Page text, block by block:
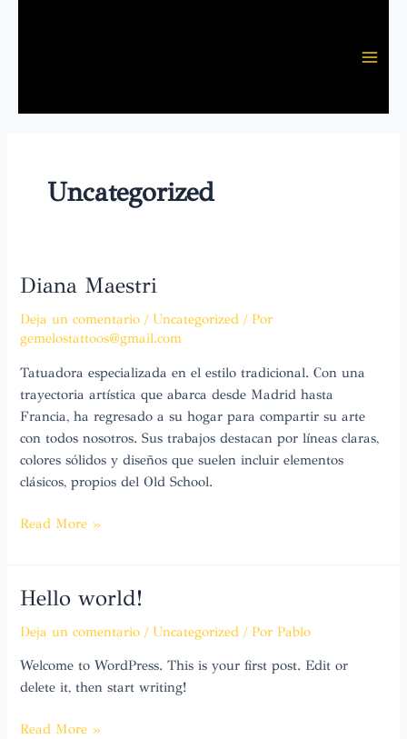
Uncategorized
Diana Maestri
Deja un comentario /Uncategorized / Por
gemelostattoos@gmail.com
Tatuadora especializada en el estilo tradicional. Con una
trayectoria artística que abarca desde Madrid hasta
Francia, ha regresado a su hogar para compartir su arte
con todos nosotros. Sus trabajos destacan por líneas claras,
colores sólidos y diseños que suelen incluir elementos
clásicos, propios del Old School.
Diana
Read More »
Hello world!
Deja un comentario /Uncategorized / PorPablo
Welcome to WordPress. This is your first post. Edit or
delete it, then start writing!
Hello
Read More »